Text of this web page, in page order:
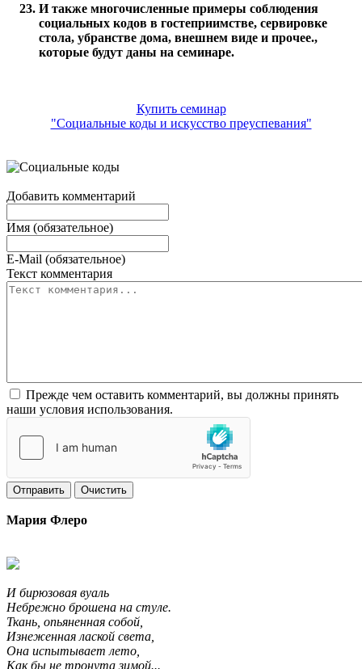
И также многочисленные примеры соблюдения
социальных кодов в гостеприимстве, сервировке
стола, убранстве дома, внешнем виде и прочее.,
которые будут даны на семинаре.
Купить семинар
"Социальные коды и искусство преуспевания"
Добавить комментарий
Имя (обязательное)
E-Mail (обязательное)
Текст комментария
Прежде чем оставить комментарий, вы должны принять
наши условия использования.
Отправить Очистить
Мария Флеро
И бирюзовая вуаль
Небрежно брошена на стуле.
Ткань, опьяненная собой,
Изнеженная лаской света,
Она испытывает лето,
Как бы не тронута зимой...